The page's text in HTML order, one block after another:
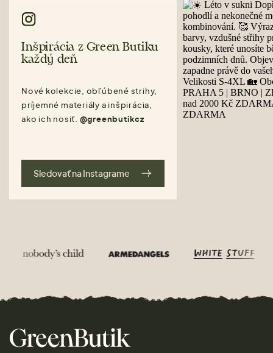
Inšpirácia z Green Butiku
každý deň
Nové kolekcie, obľúbené strihy,
príjemné materiály a inšpirácia,
ako ich nosiť. @greenbutikcz
Sledovať na Instagrame